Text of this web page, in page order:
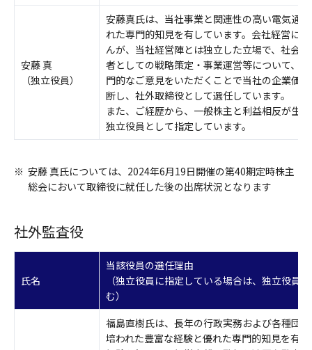
安藤 真
（独立役員）
安藤真氏は、当社事業と関連性の高い電気通
れた専門的知見を有しています。会社経営に
んが、当社経営陣とは独立した立場で、社会
者としての戦略策定・事業運営等について、
門的なご意見をいただくことで当社の企業価
断し、社外取締役として選任しています。
また、ご経歴から、一般株主と利益相反が生
独立役員として指定しています。
※ 安藤 真氏については、2024年6月19日開催の第40期定時株主
総会において取締役に就任した後の出席状況となります
社外監査役
氏名
当該役員の選任理由
（独立役員に指定している場合は、独立役員
む）
福島直樹氏は、長年の行政実務および各種団
培われた豊富な経験と優れた専門的知見を有